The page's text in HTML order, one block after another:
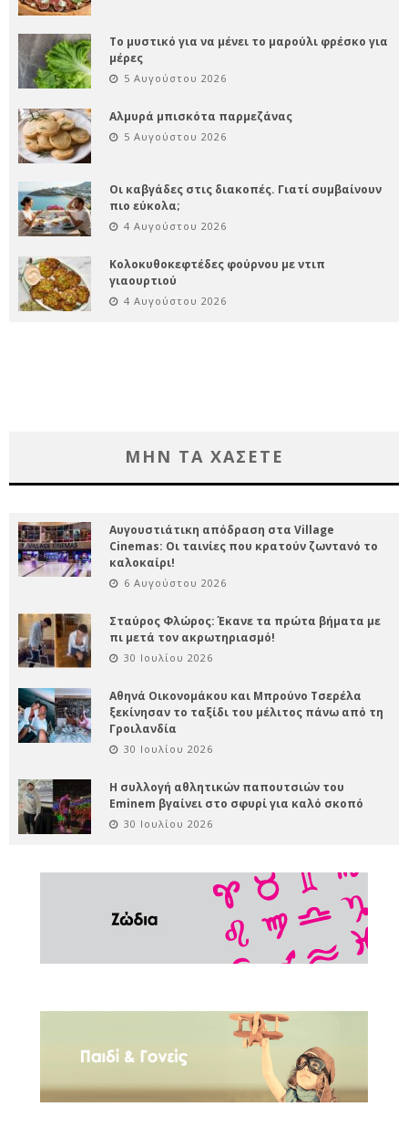
Το μυστικό για να μένει το μαρούλι φρέσκο για
μέρες
5 Αυγούστου 2026
Αλμυρά μπισκότα παρμεζάνας
5 Αυγούστου 2026
Οι καβγάδες στις διακοπές. Γιατί συμβαίνουν
πιο εύκολα;
4 Αυγούστου 2026
Κολοκυθοκεφτέδες φούρνου με ντιπ
γιαουρτιού
4 Αυγούστου 2026
ΜΗΝ ΤΑ ΧΑΣΕΤΕ
Αυγουστιάτικη απόδραση στα Village
Cinemas: Οι ταινίες που κρατούν ζωντανό το
καλοκαίρι!
6 Αυγούστου 2026
Σταύρος Φλώρος: Έκανε τα πρώτα βήματα με
πι μετά τον ακρωτηριασμό!
30 Ιουλίου 2026
Αθηνά Οικονομάκου και Μπρούνο Τσερέλα
ξεκίνησαν το ταξίδι του μέλιτος πάνω από τη
Γροιλανδία
30 Ιουλίου 2026
Η συλλογή αθλητικών παπουτσιών του
Eminem βγαίνει στο σφυρί για καλό σκοπό
30 Ιουλίου 2026